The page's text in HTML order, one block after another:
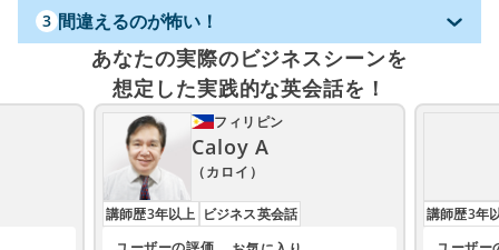
3 間違えるのが怖い！
あなたの実際のビジネスシーンを
想定した実践的な英会話を！
フィリピン
Caloy A
（カロイ）
講師歴3年以上 ビジネス英会話
講師歴3年